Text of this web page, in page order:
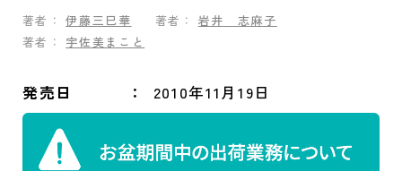
著者： 伊藤三巳華 著者：
岩井 志麻子
著者：
宇佐美まこと
発売日 2010年11月19日